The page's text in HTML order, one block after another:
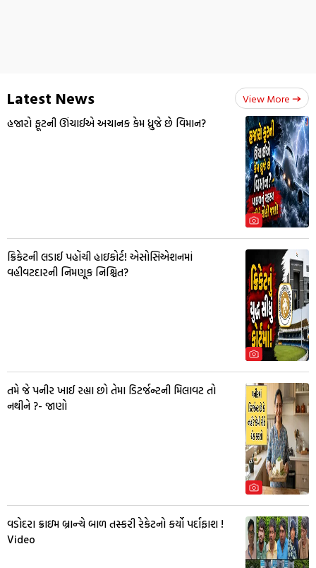
Latest News View More
હજારો ફૂટની ઊંચાઈએ અચાનક કેમ ધ્રુજે છે વિમાન?
ક્રિકેટની લડાઈ પહોંચી હાઇકોર્ટ! એસોસિએશનમાં
વહીવટદારની નિમણૂક નિશ્ચિત?
તમે જે પનીર ખાઈ રહ્યા છો તેમા ડિટર્જન્ટની મિલાવટ તો
નથીને ?- જાણો
વડોદરા ક્રાઇમ બ્રાન્ચે બાળ તસ્કરી રેકેટનો કર્યો પર્દાફાશ !
Video